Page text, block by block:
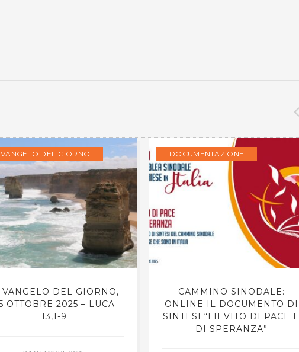
VANGELO DEL GIORNO
VANGELO DEL GIORNO,
OTTOBRE 2025 – LUCA
13,1-9
DOCUMENTAZIONE
CAMMINO SINODALE:
ONLINE IL DOCUMENTO DI
SINTESI “LIEVITO DI PACE E
DI SPERANZA”